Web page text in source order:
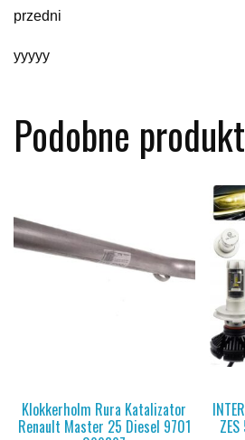
przedni
yyyyy
Podobne
Klokkerholm Rura Katalizator
Renault Master 25 Diesel 9701